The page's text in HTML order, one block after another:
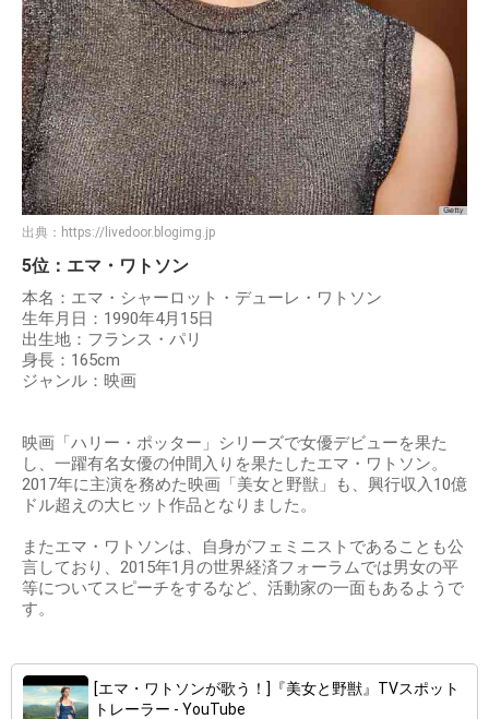
出典： https://livedoor.blogimg.jp
5位：エマ・ワトソン
本名：エマ・シャーロット・デューレ・ワトソン
生年月日：1990年4月15日
出生地：フランス・パリ
身長：165cm
ジャンル：映画
映画「ハリー・ポッター」シリーズで女優デビューを果た
し、一躍有名女優の仲間入りを果たしたエマ・ワトソン。
2017年に主演を務めた映画「美女と野獣」も、興行収入10億
ドル超えの大ヒット作品となりました。
またエマ・ワトソンは、自身がフェミニストであることも公
言しており、2015年1月の世界経済フォーラムでは男女の平
等についてスピーチをするなど、活動家の一面もあるようで
す。
[エマ・ワトソンが歌う！]『美女と野獣』TVスポット
トレーラー - YouTube